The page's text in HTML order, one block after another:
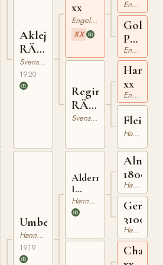
Akleja
RÄc
1845Svensk Varmblodig Ridhäst
1920
Umberto
Hannoveranare
1919
xx
Engelskt Fullblod
XX
Regina
RÄ
II 819
Svensk Varmblodig Ridhäst
Alderman
I
310010309
Hannoveranare
Engelskt Fullblod
Gold
xxEngelskt Fullblod
xx
Engelskt Fullblod
Fleik
Hannoveranare
Alnok
Hannoveranare
Hannoveranare